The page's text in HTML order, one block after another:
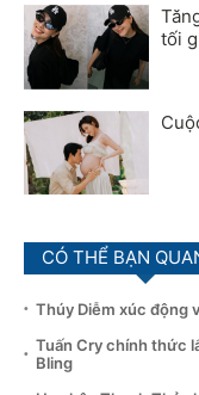
tối
CÓ THỂ BẠN
Thúy Diễm xúc động
Tuấn Cry chính thức
Bling